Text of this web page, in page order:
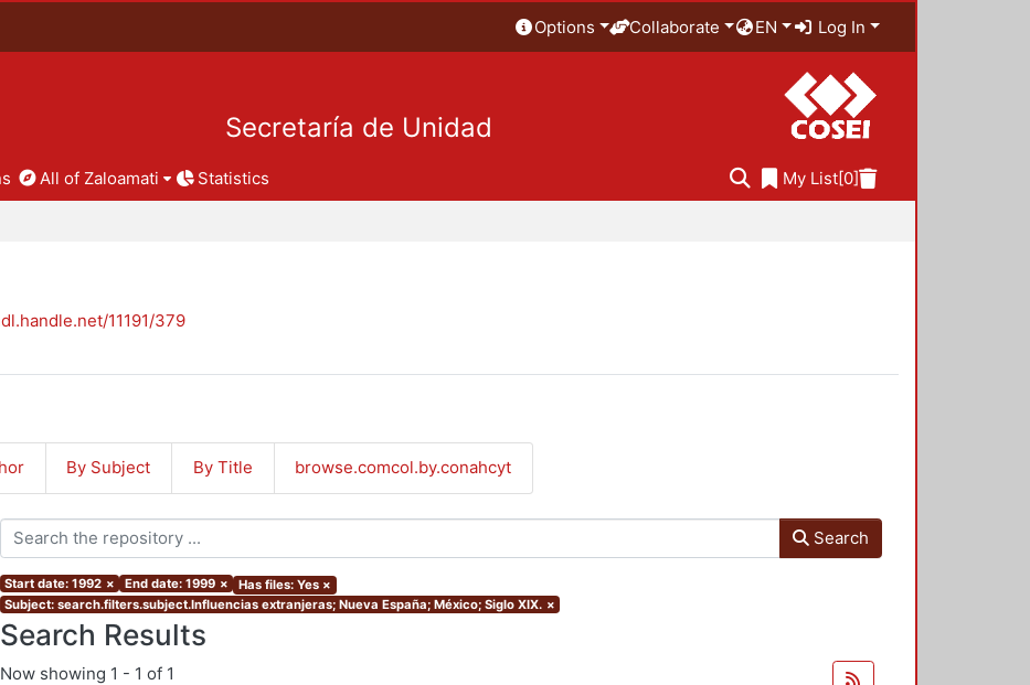
Options Collaborate EN Log In
Secretaría de Unidad
All of Zaloamati Statistics My List[0]
11191/379
By Subject By Title browse.comcol.by.conahcyt
Search
Start date: 1992 × End date: 1999 × Has files: Yes ×
Subject: search.filters.subject.Influencias extranjeras; Nueva España; México; Siglo XIX. ×
Search Results
Now showing 1 - 1 of 1